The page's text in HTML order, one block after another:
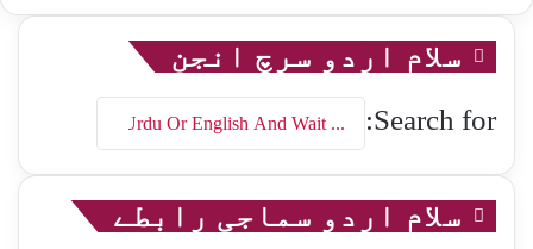
سلام اردو سرچ انجن
Search for:
سلام اردو سماجی رابطے